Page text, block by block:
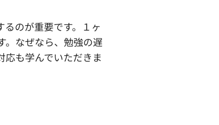
のが重要です。１ヶ
。なぜなら、勉強の遅
応も学んでいただきま